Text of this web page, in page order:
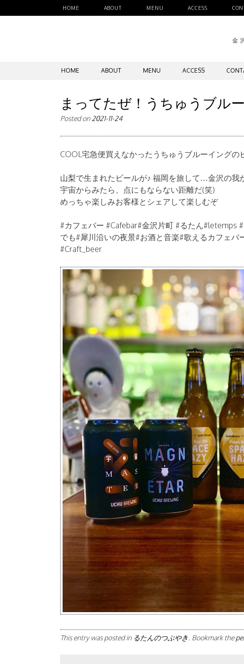
HOME ABOUT MENU ACCESS
金
SKIP
HOME ABOUT MENU ACCESS
まってたぜ！うちゅうブル
Posted on2021-11-24
COOL宅急便買えなかったうちゅうブルーイング
山梨で生まれたビールが♪ 福岡を旅して…金沢の我
宇宙からみたら、点にもならない距離だ(笑)
めっちゃ楽しみお客様とシェアして楽しむぞ
#カフェバー #Cafebar#金沢片町 #るたん#letemps
でも#犀川沿いの夜景#お酒と音楽#歌えるカフェ
#Craft_beer
This entry was posted in るたんのつぶやき. Bookmark the